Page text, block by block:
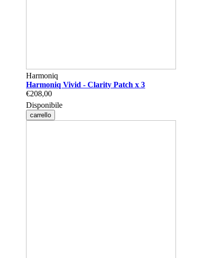
Harmoniq
Harmoniq Vivid - Clarity Patch x 3
€208,00
Disponibile
carrello